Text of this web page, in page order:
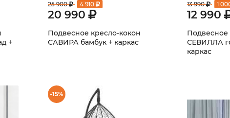
+
25 900 4 910
20 990
Подвесное кресло-кокон
САВИРА бамбук + каркас
13 990 1
12 990
Подвесное
СЕВИЛЛА
каркас
-15%